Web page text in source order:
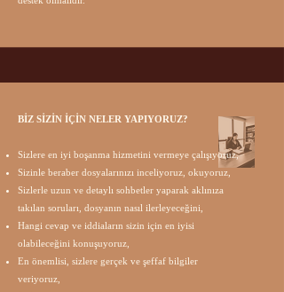
BİZ SİZİN İÇİN NELER YAPIYORUZ?​​
Sizlere en iyi boşanma hizmetini vermeye çalışıyoruz,
Sizinle beraber dosyalarınızı inceliyoruz, okuyoruz,
Sizlerle uzun ve detaylı sohbetler yaparak aklınıza
takılan soruları, dosyanın nasıl ilerleyeceğini,
Hangi cevap ve iddiaların sizin için en iyisi
olabileceğini konuşuyoruz,
En önemlisi, sizlere gerçek ve şeffaf bilgiler
veriyoruz,